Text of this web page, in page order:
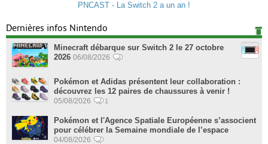
PNCAST - La Switch 2 a un an !
Dernières infos Nintendo
Minecraft débarque sur Switch 2 le 27 octobre
2026 06/08/2026
Pokémon et Adidas présentent leur collaboration :
découvrez les 12 paires de chaussures à venir !
05/08/2026 1
Pokémon et l'Agence Spatiale Européenne s’associent
pour célébrer la Semaine mondiale de l’espace
04/08/2026